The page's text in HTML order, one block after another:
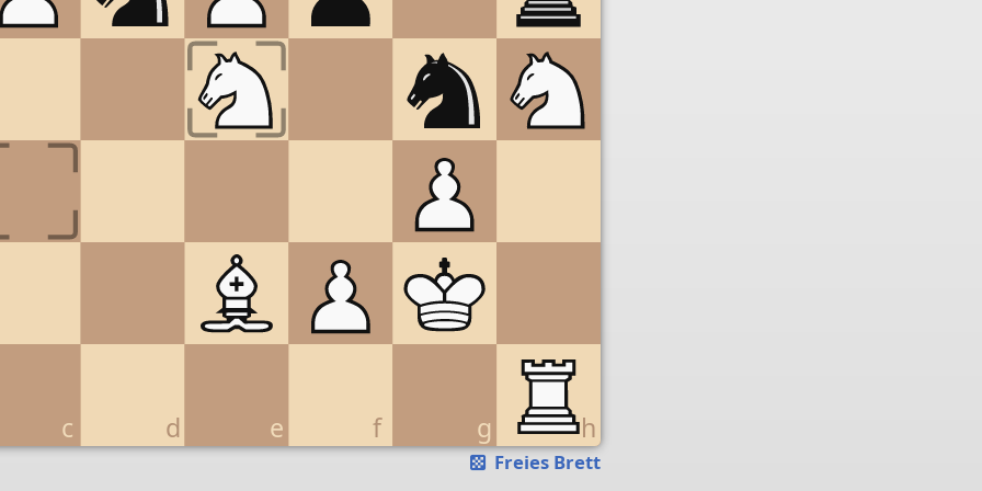
c d e f g h
Freies Brett